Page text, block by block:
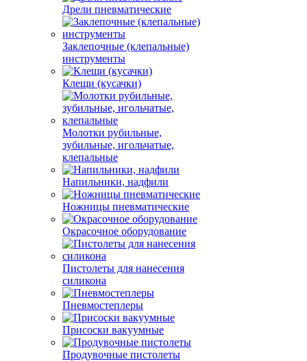
Дрели пневматические
Заклепочные (клепальные)
инструменты
Клещи (кусачки)
Молотки рубильные,
зубильные, игольчатые,
клепальные
Напильники, надфили
Ножницы пневматические
Окрасочное оборудование
Пистолеты для нанесения
силикона
Пневмостеплеры
Присоски вакуумные
Продувочные пистолеты